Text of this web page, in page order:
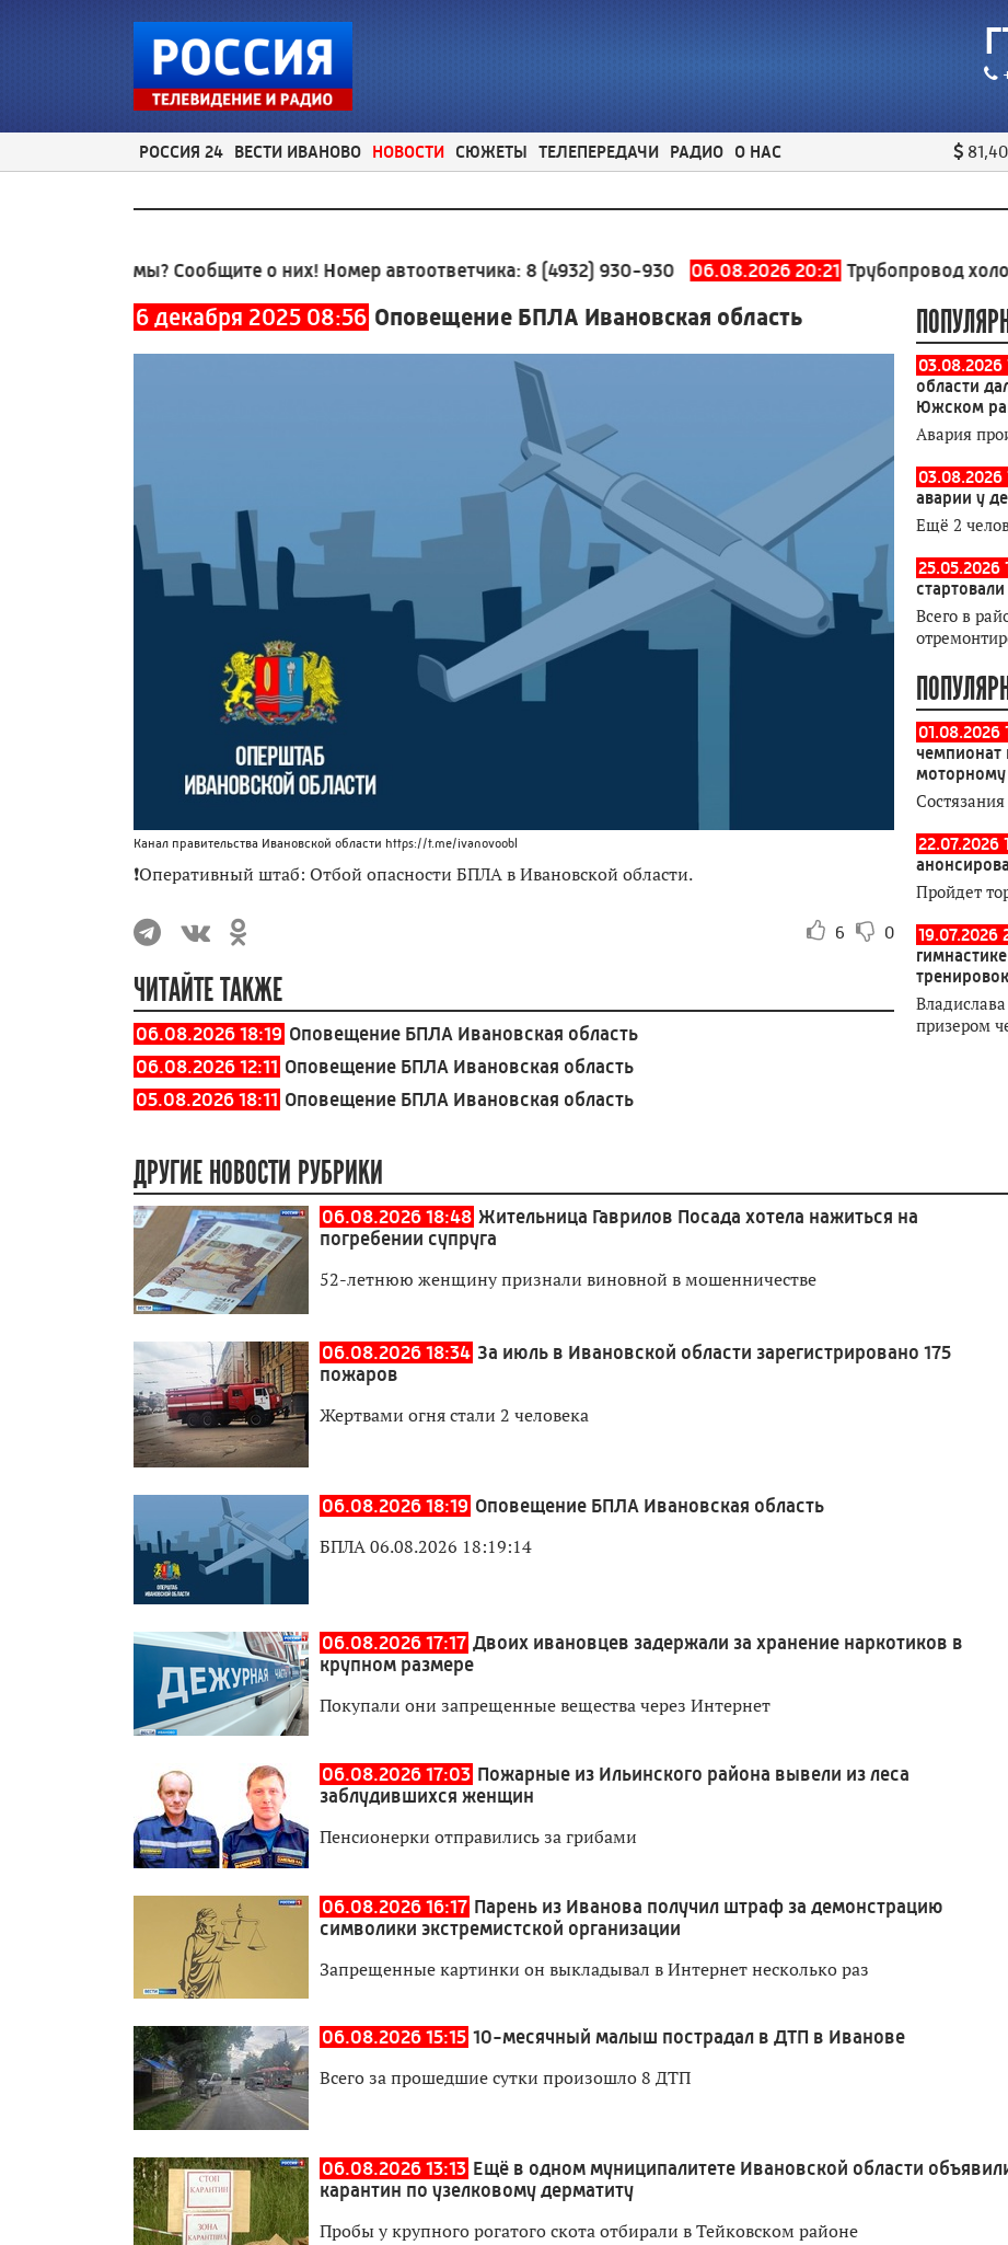
РОССИЯ 24 ВЕСТИ ИВАНОВО НОВОСТИ СЮЖЕТЫ ТЕЛЕПЕРЕДАЧИ РАДИО О НАС 81,40
проблемы? Сообщите о них! Номер автоответчика:8 (4932) 930-930 06.08.2026 20:21 Трубопровод
6 декабря 2025 08:56 Оповещение БПЛА Ивановская область
Канал правительства Ивановской области https://t.me/ivanovoobl
❗Оперативный штаб: Отбой опасности БПЛА в Ивановской области.
6 0
ЧИТАЙТЕ ТАКЖЕ
06.08.2026 18:19 Оповещение БПЛА Ивановская область
06.08.2026 12:11 Оповещение БПЛА Ивановская область
05.08.2026 18:11 Оповещение БПЛА Ивановская область
03.08.2026
области
Южском
Авария
03.08.2026
аварии у
Ещё 2
25.05.2026
Всего в
01.08.2026
чемпионат
моторному
22.07.2026
Пройдет
19.07.2026
тренировок
призером
ДРУГИЕ НОВОСТИ РУБРИКИ
06.08.2026 18:48 Жительница Гаврилов Посада хотела нажиться на
погребении супруга
52-летнюю женщину признали виновной в мошенничестве
06.08.2026 18:34 За июль в Ивановской области зарегистрировано 175
пожаров
Жертвами огня стали 2 человека
06.08.2026 18:19 Оповещение БПЛА Ивановская область
БПЛА 06.08.2026 18:19:14
06.08.2026 17:17 Двоих ивановцев задержали за хранение наркотиков в
крупном размере
Покупали они запрещенные вещества через Интернет
06.08.2026 17:03 Пожарные из Ильинского района вывели из леса
заблудившихся женщин
Пенсионерки отправились за грибами
06.08.2026 16:17 Парень из Иванова получил штраф за демонстрацию
символики экстремистской организации
Запрещенные картинки он выкладывал в Интернет несколько раз
06.08.2026 15:15 10-месячный малыш пострадал в ДТП в Иванове
Всего за прошедшие сутки произошло 8 ДТП
06.08.2026 13:13 Ещё в одном муниципалитете Ивановской области
карантин по узелковому дерматиту
Пробы у крупного рогатого скота отбирали в Тейковском районе